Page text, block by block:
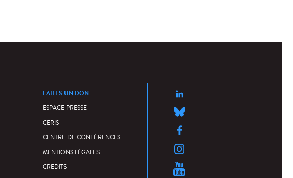
FAITES UN DON
ESPACE PRESSE
CERIS
CENTRE DE CONFÉRENCES
MENTIONS LÉGALES
CREDITS